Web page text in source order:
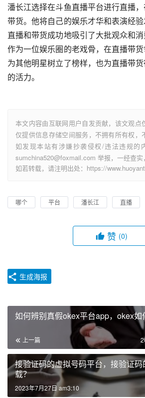
潘长江选择在斗鱼直播平台进行直播
带货。他将自己的娱乐才华和表演经
直播和带货成功地吸引了大批观众和消
作为一位娱乐圈的老戏骨，在直播带
为其他明星树立了榜样，也为直播带
的活力。
本文内容由互联网用户自发贡献，该文观点
仅提供信息存储空间服务，不拥有所有权，
如发现本站有涉嫌抄袭侵权/违法违规的
sumchina520@foxmail.com 举报，一经查实
如若转载，请注明出处：https://
哪个 平台 潘长江 直播
赞 (0)
生成海报
如何辨别真假okex平台app，okex如
上一篇
接验证码的虚拟号码平台，接验证
载？
2023年7月27日 am3:10